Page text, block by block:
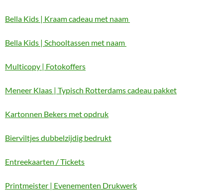
Bella Kids | Kraam cadeau met naam
Bella Kids | Schooltassen met naam
Multicopy | Fotokoffers
Meneer Klaas | Typisch Rotterdams cadeau pakket
Kartonnen Bekers met opdruk
Bierviltjes dubbelzijdig bedrukt
Entreekaarten / Tickets
Printmeister | Evenementen Drukwerk